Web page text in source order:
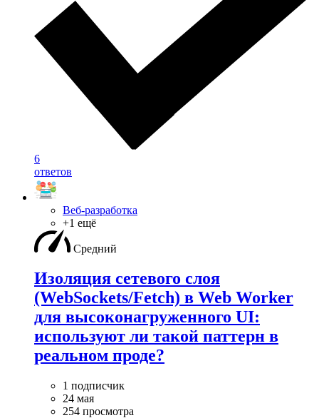
6
ответов
Веб-разработка
+1 ещё
Средний
Изоляция сетевого слоя
(WebSockets/Fetch) в Web Worker
для высоконагруженного UI:
используют ли такой паттерн в
реальном проде?
1 подписчик
24 мая
254 просмотра